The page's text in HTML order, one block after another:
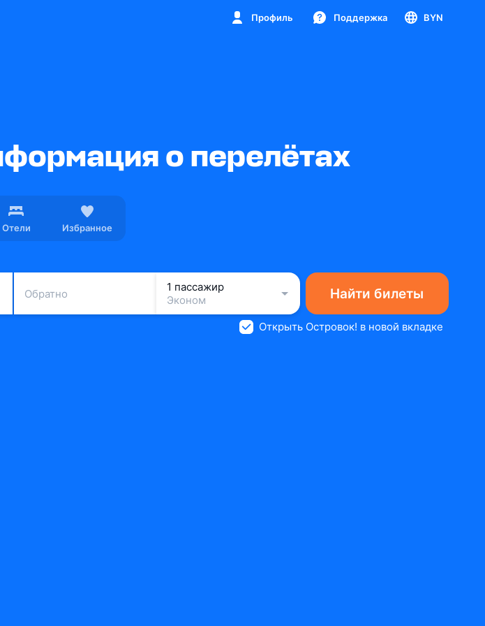
Профиль Поддержка BYN
о перелётах
Отели Избранное
Обратно
1 пассажир
Эконом
Найти билеты
Открыть Островок! в новой вкладке